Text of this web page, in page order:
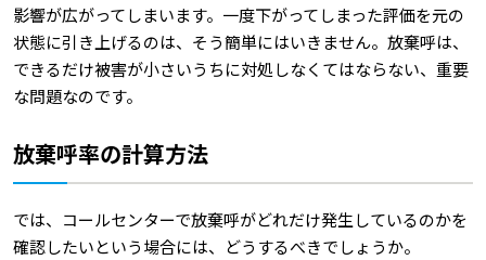
影響が広がってしまいます。一度下がってしまった評価を元の
状態に引き上げるのは、そう簡単にはいきません。放棄呼は、
できるだけ被害が小さいうちに対処しなくてはならない、重要
な問題なのです。
放棄呼率の計算方法
では、コールセンターで放棄呼がどれだけ発生しているのかを
確認したいという場合には、どうするべきでしょうか。